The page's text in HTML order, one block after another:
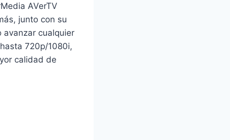
AVerTV
junto con su
avanzar cualquier
720p/1080i,
calidad de